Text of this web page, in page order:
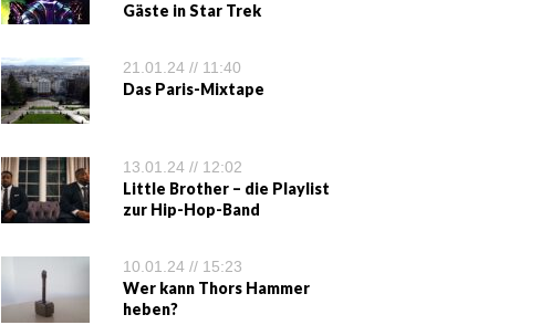
Gäste in Star Trek
21.01.24 // 11:40
Das Paris-Mixtape
13.01.24 // 12:02
Little Brother – die Playlist
zur Hip-Hop-Band
10.01.24 // 15:23
Wer kann Thors Hammer
heben?